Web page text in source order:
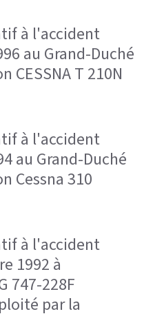
à l'accident
au Grand-Duché
CESSNA T 210N
à l'accident
au Grand-Duché
Cessna 310
à l'accident
1992 à
747-228F
par la